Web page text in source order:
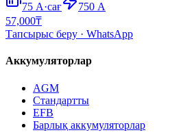
75 А·сағ 750 А
57,000₸
Тапсырыс беру · WhatsApp
Аккумуляторлар
AGM
Стандартты
EFB
Барлық аккумуляторлар